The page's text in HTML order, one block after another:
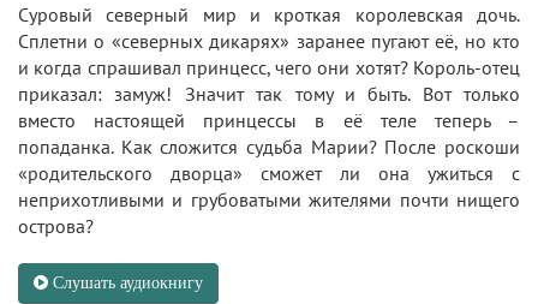
Суровый северный мир и кроткая королевская дочь.
Сплетни о «северных дикарях» заранее пугают её, но кто
и когда спрашивал принцесс, чего они хотят? Король-отец
приказал: замуж! Значит так тому и быть. Вот только
вместо настоящей принцессы в её теле теперь –
попаданка. Как сложится судьба Марии? После роскоши
«родительского дворца» сможет ли она ужиться с
неприхотливыми и грубоватыми жителями почти нищего
острова?
Слушать аудиокнигу